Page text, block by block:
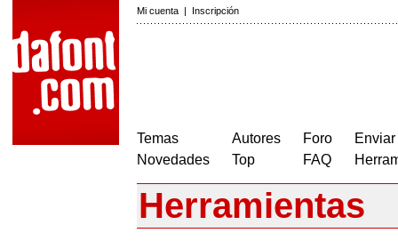
Mi cuenta | Inscripción
Temas
Novedades
Autores
Top
Foro
FAQ
Herramientas